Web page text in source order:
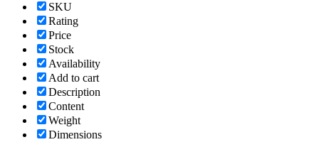
SKU
Rating
Price
Stock
Availability
Add to cart
Description
Content
Weight
Dimensions